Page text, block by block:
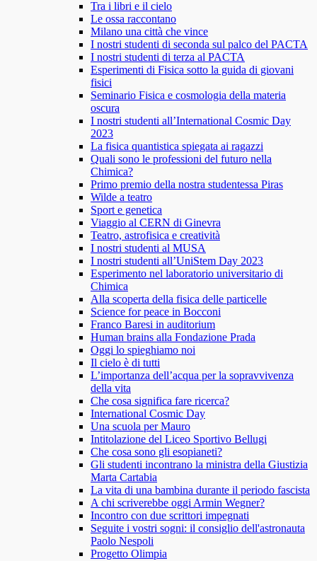
Tra i libri e il cielo
Le ossa raccontano
Milano una città che vince
I nostri studenti di seconda sul palco del PACTA
I nostri studenti di terza al PACTA
Esperimenti di Fisica sotto la guida di giovani
fisici
Seminario Fisica e cosmologia della materia
oscura
I nostri studenti all’International Cosmic Day
2023
La fisica quantistica spiegata ai ragazzi
Quali sono le professioni del futuro nella
Chimica?
Primo premio della nostra studentessa Piras
Wilde a teatro
Sport e genetica
Viaggio al CERN di Ginevra
Teatro, astrofisica e creatività
I nostri studenti al MUSA
I nostri studenti all’UniStem Day 2023
Esperimento nel laboratorio universitario di
Chimica
Alla scoperta della fisica delle particelle
Science for peace in Bocconi
Franco Baresi in auditorium
Human brains alla Fondazione Prada
Oggi lo spieghiamo noi
Il cielo è di tutti
L’importanza dell’acqua per la sopravvivenza
della vita
Che cosa significa fare ricerca?
International Cosmic Day
Una scuola per Mauro
Intitolazione del Liceo Sportivo Bellugi
Che cosa sono gli esopianeti?
Gli studenti incontrano la ministra della Giustizia
Marta Cartabia
La vita di una bambina durante il periodo fascista
A chi scriverebbe oggi Armin Wegner?
Incontro con due scrittori impegnati
Seguite i vostri sogni: il consiglio dell'astronauta
Paolo Nespoli
Progetto Olimpia